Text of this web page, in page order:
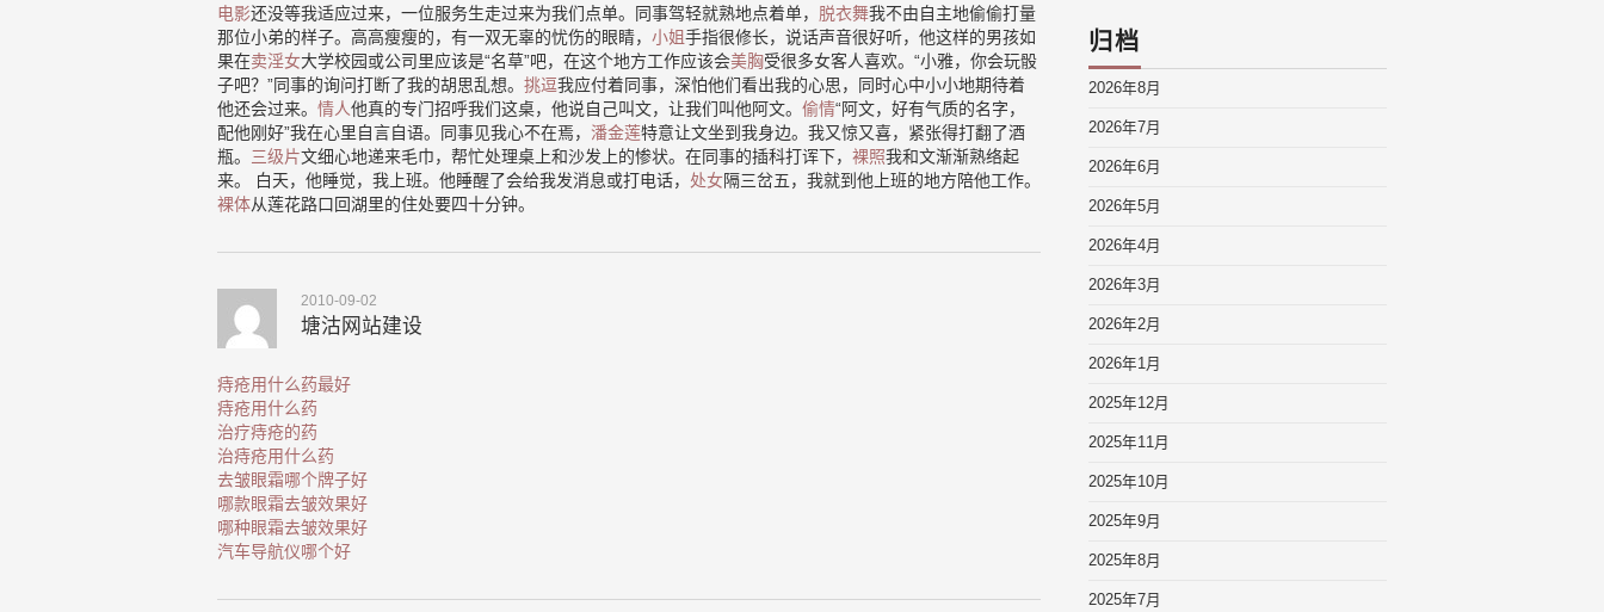
电影还没等我适应过来，一位服务生走过来为我们点单。同事驾轻就熟地点着单， 脱衣舞我不由自主地偷偷打量
那位小弟的样子。高高瘦瘦的，有一双无辜的忧伤的眼睛， 小姐手指很修长，说话声音很好听，他这样的男孩如
果在卖淫女大学校园或公司里应该是“名草”吧，在这个地方工作应该会美胸受很多女客人喜欢。“小雅，你会玩骰
子吧？”同事的询问打断了我的胡思乱想。 挑逗我应付着同事，深怕他们看出我的心思，同时心中小小地期待着
他还会过来。 情人他真的专门招呼我们这桌，他说自己叫文，让我们叫他阿文。 偷情“阿文，好有气质的名字，
配他刚好”我在心里自言自语。同事见我心不在焉， 潘金莲特意让文坐到我身边。我又惊又喜，紧张得打翻了酒
瓶。 三级片文细心地递来毛巾，帮忙处理桌上和沙发上的惨状。在同事的插科打诨下， 裸照我和文渐渐熟络起
来。 白天，他睡觉，我上班。他睡醒了会给我发消息或打电话， 处女隔三岔五，我就到他上班的地方陪他工作。
裸体从莲花路口回湖里的住处要四十分钟。
2010-09-02
塘沽网站建设
痔疮用什么药最好
痔疮用什么药
治疗痔疮的药
治痔疮用什么药
去皱眼霜哪个牌子好
哪款眼霜去皱效果好
哪种眼霜去皱效果好
汽车导航仪哪个好
归档
2026年8月
2026年7月
2026年6月
2026年5月
2026年4月
2026年3月
2026年2月
2026年1月
2025年12月
2025年11月
2025年10月
2025年9月
2025年8月
2025年7月